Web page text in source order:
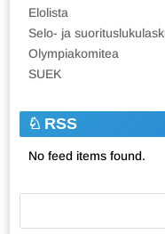
Elolista
Selo- ja
Olympiakomitea
SUEK
RSS
No feed items found.